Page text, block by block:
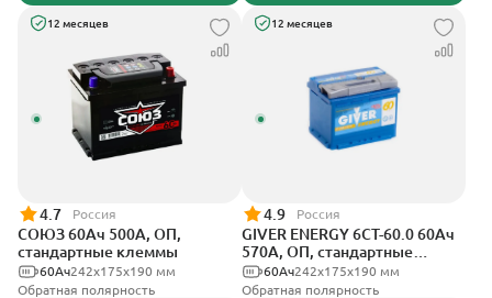
12 месяцев
4.7 Россия
СОЮЗ 60Ач 500А, ОП,
стандартные клеммы
242x175x190 мм
60Ач
Обратная полярность
12 месяцев
4.9 Россия
GIVER ENERGY 6СТ-60.0 60Ач
570А, ОП, стандартные
клеммы242х175х190 мм
60Ач
Обратная полярность